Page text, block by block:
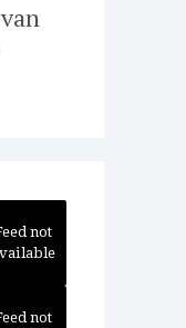
not
not